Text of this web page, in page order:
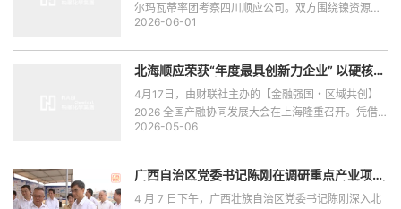
尔玛瓦蒂率团考察四川顺应公司。双方围绕镍资源开
发与新能源产业链合作深入交流，探讨跨境合作潜
2026-06-01
北海顺应荣获“年度最具创新力企业” 以硬核技
4月17日，由财联社主办的【金融强国・区域共创】
2026 全国产融协同发展大会在上海隆重召开。凭借
在新能源材料领域的技术突破、产业创新与高质量发
荐，北海顺应新能源材料有限公司（简称 “北海顺
应”） 斩获“年度最具创新力企业”殊荣，彰显了行业对
公司技术实力、创新能力与发展潜力的高度认可。同
2026-05-06
广西自治区党委书记陈刚在调研重点产业项目
难题 推动北海顺应新能源材料项目尽早投产
4 月 7 日下午，广西壮族自治区党委书记陈刚深入北